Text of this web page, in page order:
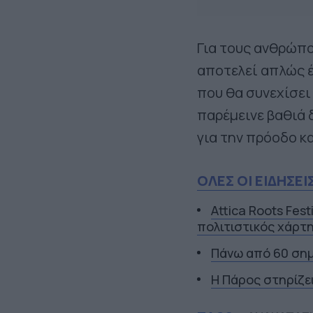
Για τους
αποτελεί απλώς
που θα
παρέμεινε βαθιά
για την πρόοδο
ΟΛΕΣ ΟΙ
Attica Roots
πολιτιστικός
Πάνω από 60
Η Πάρος